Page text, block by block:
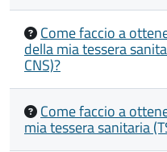
Come faccio a
della mia tessera
CNS)?
Come faccio a
mia tessera sanitaria